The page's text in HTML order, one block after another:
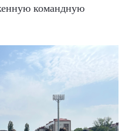
командную